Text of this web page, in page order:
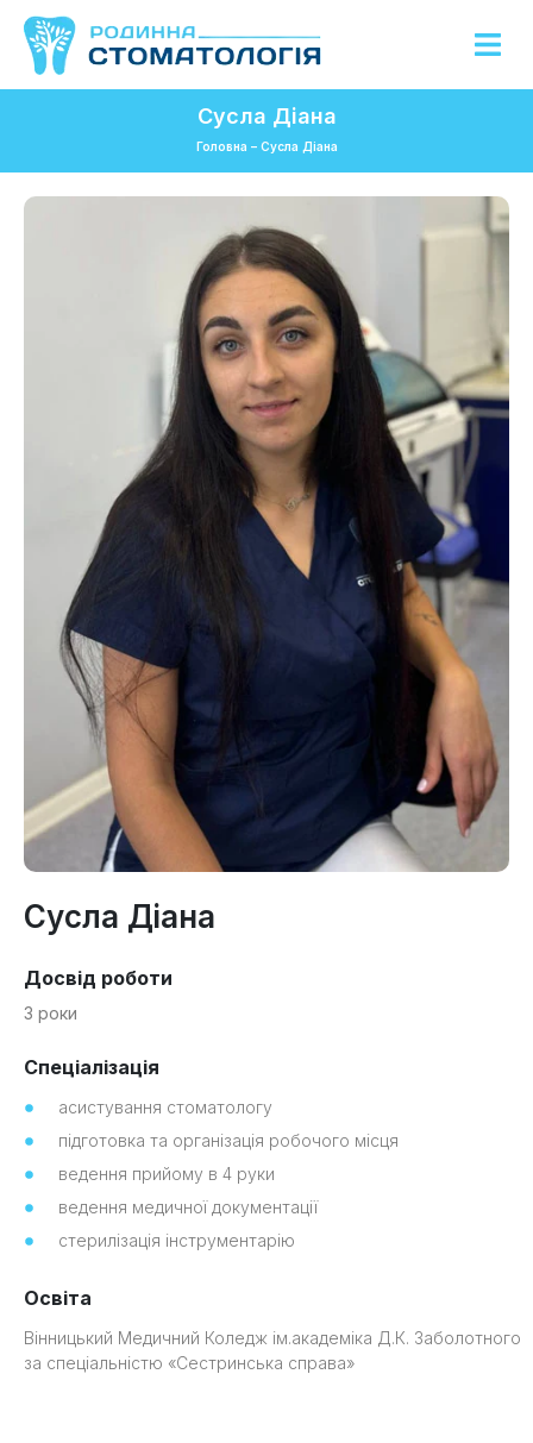
Сусла Діана
Головна – Сусла Діана
Сусла Діана
Досвід роботи
3 роки
Спеціалізація
асистування стоматологу
підготовка та організація робочого місця
ведення прийому в 4 руки
ведення медичної документації
стерилізація інструментарію
Освіта
Вінницький Медичний Коледж ім.академіка Д.К. Заболотного
за спеціальністю «Сестринська справа»